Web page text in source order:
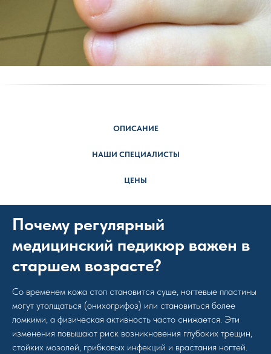
ОПИСАНИЕ
НАШИ СПЕЦИАЛИСТЫ
ЦЕНЫ
Почему регулярный
медицинский педикюр важен в
старшем возрасте?
Со временем кожа стоп становится суше, ногтевые пластины
могут утолщаться (онихогрифоз) или становиться более
ломкими, а физическая активность часто снижается. Эти
изменения повышают риск возникновения глубоких трещин,
стойких мозолей, грибковых инфекций и врастания ногтей.